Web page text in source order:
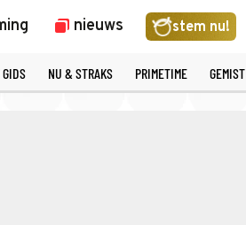
nieuws stem nu!
NU & STRAKS PRIMETIME GEMIST